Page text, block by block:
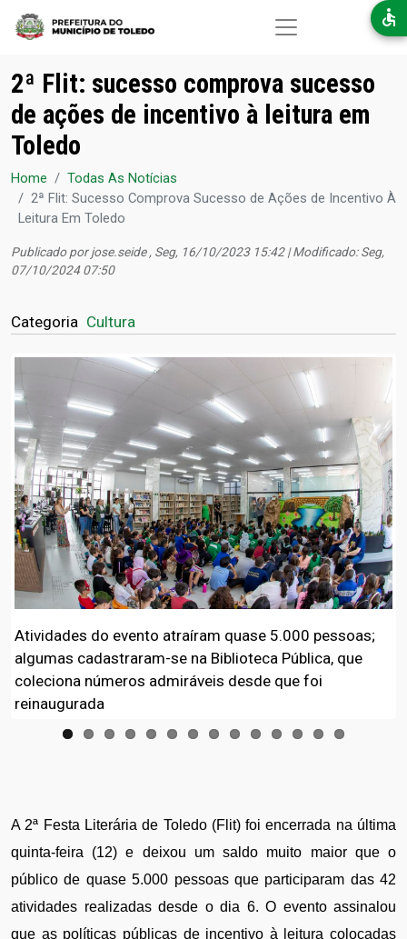
Pular para o conteúdo principal
2ª Flit: sucesso comprova sucesso
de ações de incentivo à leitura em
Toledo
Home
Todas As Notícias
2ª Flit: Sucesso Comprova Sucesso de Ações de Incentivo À
Leitura Em Toledo
Publicado porjose.seide, Seg, 16/10/2023 15:42 | Modificado: Seg,
07/10/2024 07:50
Categoria Cultura
Atividades do evento atraíram quase 5.000 pessoas;
algumas cadastraram-se na Biblioteca Pública, que
coleciona números admiráveis desde que foi
reinaugurada
A 2ª Festa Literária de Toledo (Flit) foi encerrada na última
quinta-feira (12) e deixou um saldo muito maior que o
público de quase 5.000 pessoas que participaram das 42
atividades realizadas desde o dia 6. O evento assinalou
que as políticas públicas de incentivo à leitura colocadas